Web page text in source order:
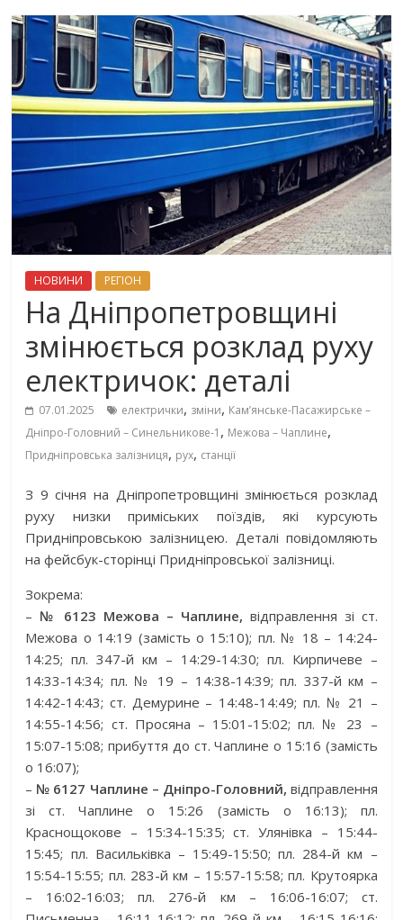
НОВИНИ РЕГІОН
На Дніпропетровщині
змінюється розклад руху
електричок: деталі
07.01.2025 електрички, зміни, Кам’янське-Пасажирське –
Дніпро-Головний – Синельникове-1 , Межова – Чаплине,
Придніпровська залізниця, рух, станції
З 9 січня на Дніпропетровщині змінюється розклад
руху низки приміських поїздів, які курсують
Придніпровською залізницею. Деталі повідомляють
на фейсбук-сторінці Придніпровської залізниці.
Зокрема:
– № 6123 Межова – Чаплине, відправлення зі ст.
Межова о 14:19 (замість о 15:10); пл. № 18 – 14:24-
14:25; пл. 347-й км – 14:29-14:30; пл. Кирпичеве –
14:33-14:34; пл. № 19 – 14:38-14:39; пл. 337-й км –
14:42-14:43; ст. Демурине – 14:48-14:49; пл. № 21 –
14:55-14:56; ст. Просяна – 15:01-15:02; пл. № 23 –
15:07-15:08; прибуття до ст. Чаплине о 15:16 (замість
о 16:07);
– № 6127 Чаплине – Дніпро-Головний, відправлення
зі ст. Чаплине о 15:26 (замість о 16:13); пл.
Краснощокове – 15:34-15:35; ст. Улянівка – 15:44-
15:45; пл. Васильківка – 15:49-15:50; пл. 284-й км –
15:54-15:55; пл. 283-й км – 15:57-15:58; пл. Крутоярка
– 16:02-16:03; пл. 276-й км – 16:06-16:07; ст.